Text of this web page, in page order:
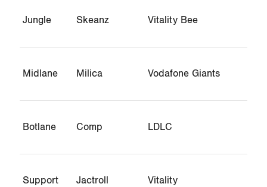
Jungle Skeanz Vitality Bee
Midlane Milica Vodafone Giants
Botlane Comp LDLC
Support Jactroll Vitality